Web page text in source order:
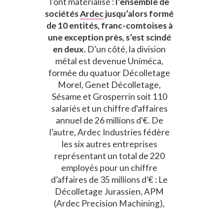
sociétésArdecjusqu’alors formé
de 10 entités, franc-comtoises à
une exception près, s’est scindé
en deux. D’un côté, la division
métal est devenue Uniméca,
formée du quatuor Décolletage
Morel, Genet Décolletage,
Sésame et Grosperrin soit 110
salariés et un chiffre d'affaires
annuel de 26 millions d'€. De
l’autre, Ardec Industries fédère
les six autres entreprises
représentant un total de 220
employés pour un chiffre
d’affaires de 35 millions d’€ : Le
Décolletage Jurassien, APM
(Ardec Precision Machining),